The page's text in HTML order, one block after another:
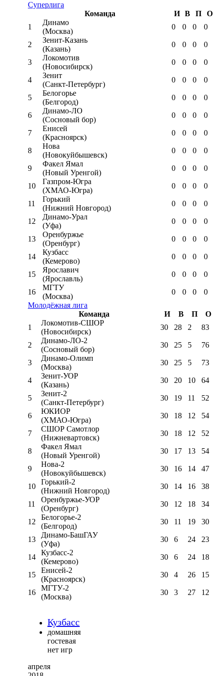
Суперлига
Команда
И В П
О
1
Динамо
(Москва)
0 0 0 0
2
Зенит-Казань
(Казань)
0 0 0 0
3
Локомотив
(Новосибирск)
0 0 0 0
4
Зенит
(Санкт-Петербург)
0 0 0 0
5
Белогорье
(Белгород)
0 0 0 0
6
Динамо-ЛО
(Сосновый бор)
0 0 0 0
7
Енисей
(Красноярск)
0 0 0 0
8
Нова
(Новокуйбышевск)
0 0 0 0
9
Факел Ямал
(Новый Уренгой)
0 0 0 0
10
Газпром-Югра
(ХМАО-Югра)
0 0 0 0
11
Горький
(Нижний Новгород)
0 0 0 0
12
Динамо-Урал
(Уфа)
0 0 0 0
13
Оренбуржье
(Оренбург)
0 0 0 0
14
Кузбасс
(Кемерово)
0 0 0 0
15
Ярославич
(Ярославль)
0 0 0 0
16
МГТУ
(Москва)
0 0 0
0
Молодёжная лига
Команда
И В П
О
1
Локомотив-CШОР
(Новосибирск)
30 28 2 83
2
Динамо-ЛО-2
(Сосновый бор)
30 25 5 76
3
Динамо-Олимп
(Москва)
30 25 5 73
4
Зенит-УОР
(Казань)
30 20 10 64
5
Зенит-2
(Санкт-Петербург)
30 19 11 52
6
ЮКИОР
(ХМАО-Югра)
30 18 12 54
7
СШОР Самотлор
(Нижневартовск)
30 18 12 52
8
Факел Ямал
(Новый Уренгой)
30 17 13 54
9
Нова-2
(Новокуйбышевск)
30 16 14 47
10
Горький-2
(Нижний Новгород)
30 14 16 38
11
Оренбуржье-УОР
(Оренбург)
30 12 18 34
12
Белогорье-2
(Белгород)
30 11 19 30
13
Динамо-БашГАУ
(Уфа)
30 6 24 23
14
Кузбасс-2
(Кемерово)
30 6 24 18
15
Енисей-2
(Красноярск)
30 4 26 15
16
МГТУ-2
(Москва)
30 3 27 12
Кузбасс
домашняя
гостевая
нет игр
апреля